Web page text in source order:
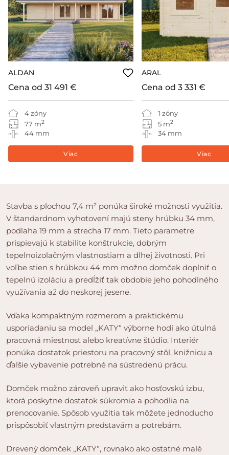
ALDAN
4 zóny
77 m2
44 mm
Cena od 31 491 €
Viac
ARAL
1 zóny
5 m2
34 mm
Cena od 3 331 €
Viac
Stavba s plochou 7,4 m² ponúka široké možnosti využitia.
V štandardnom vyhotovení majú steny hrúbku 34 mm,
podlaha 19 mm a strecha 17 mm. Tieto parametre
prispievajú k stabilite konštrukcie, dobrým
tepelnoizolačným vlastnostiam a dlhej životnosti. Pri
voľbe stien s hrúbkou 44 mm možno domček doplniť o
tepelnú izoláciu a predĺžiť tak obdobie jeho pohodlného
využívania až do neskorej jesene.
Vďaka kompaktným rozmerom a praktickému
usporiadaniu sa model „KATY“ výborne hodí ako útulná
pracovná miestnosť alebo kreatívne štúdio. Interiér
ponúka dostatok priestoru na pracovný stôl, knižnicu a
ďalšie vybavenie potrebné na sústredenú prácu.
Domček možno zároveň upraviť ako hosťovskú izbu,
ktorá poskytne dostatok súkromia a pohodlia na
prenocovanie. Spôsob využitia tak môžete jednoducho
prispôsobiť vlastným predstavám a potrebám.
Drevený domček „KATY“, rovnako ako ostatné malé